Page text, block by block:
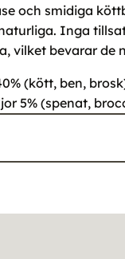
och smidiga
Inga
vilket bevarar de
(kött, ben,
5% (spenat,